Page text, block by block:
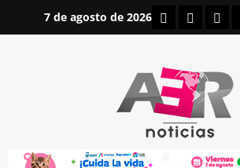
7 de agosto de 2026 INICIO